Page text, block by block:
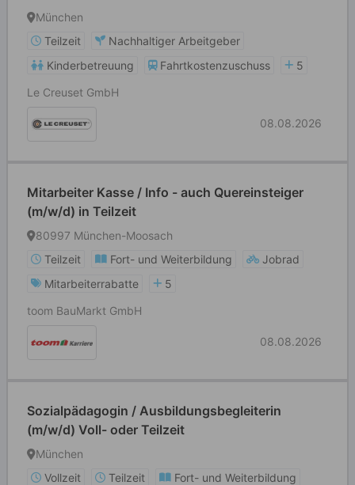
München
Teilzeit
Nachhaltiger Arbeitgeber
Kinderbetreuung
Fahrtkostenzuschuss
5
Le Creuset GmbH
08.08.2026
Mitarbeiter Kasse / Info - auch Quereinsteiger
(m/w/d) in Teilzeit
80997 München-Moosach
Teilzeit
Fort- und Weiterbildung
Jobrad
Mitarbeiterrabatte
5
toom BauMarkt GmbH
08.08.2026
Sozialpädagogin / Ausbildungsbegleiterin
(m/w/d) Voll- oder Teilzeit
München
Vollzeit
Teilzeit
Fort- und Weiterbildung